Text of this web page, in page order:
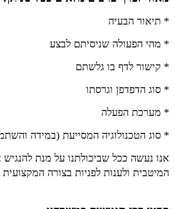
* תיאור הבעיה
* מהי הפעולה שניסיתם לבצע
* קישור לדף בו גלשתם
* סוג הדפדפן וגרסתו
* מערכת הפעלה
* סוג הטכנולוגיה המסייעת (במידה
אנו נעשה ככל שביכולתנו על מנת
המיטבית ולענות לפניות בצורה